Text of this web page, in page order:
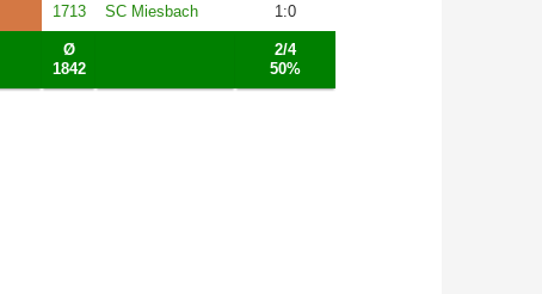
1713 SC Miesbach 1:0
Ø
1842
2/4
50%